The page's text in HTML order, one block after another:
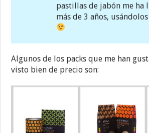
pastillas de jabón me ha
más de 3 años,
Algunos de los packs que me han
visto bien de precio son: